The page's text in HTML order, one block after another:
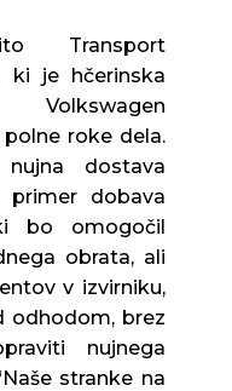
Transport
ki je hčerinska
roke dela.
dostava
primer dobava
bo omogočil
obrata, ali
v izvirniku,
odhodom, brez
nujnega
stranke na